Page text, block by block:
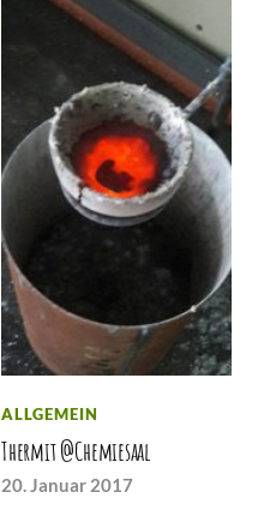
ALLGEMEIN
Thermit @Chemiesaal
20. Januar 2017